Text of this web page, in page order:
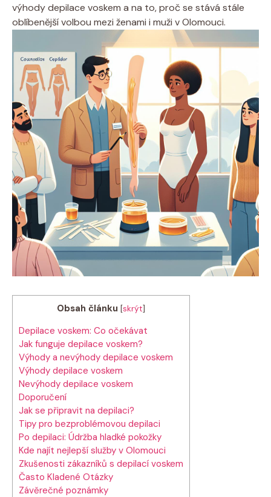
výhody depilace voskem a na to, proč se stává stále
oblíbenější volbou mezi ženami i muži v Olomouci.
Obsah článku [skrýt]
Depilace voskem: Co očekávat
Jak funguje depilace voskem?
Výhody a nevýhody depilace voskem
Výhody depilace voskem
Nevýhody depilace voskem
Doporučení
Jak se připravit na depilaci?
Tipy pro bezproblémovou depilaci
Po depilaci: Údržba hladké pokožky
Kde najít nejlepší služby v Olomouci
Zkušenosti zákazníků s depilací voskem
Často Kladené Otázky
Závěrečné poznámky